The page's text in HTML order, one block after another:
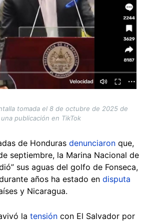
tomada el 8 de octubre de 2025 de
una publicación en TikTok
de Honduras denunciaron que,
septiembre, la Marina Nacional de
sus aguas del golfo de Fonseca,
años ha estado en disputa
y Nicaragua.
la tensión con El Salvador por